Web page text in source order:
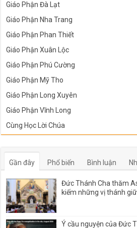
Giáo Phận Đà Lạt
Giáo Phận Nha Trang
Giáo Phận Phan Thiết
Giáo Phận Xuân Lộc
Giáo Phận Phú Cường
Giáo Phận Mỹ Tho
Giáo Phận Long Xuyên
Giáo Phận Vĩnh Long
Cùng Học Lời Chúa
Gần đây Phổ biến Bình luận
Đức Thánh Cha thăm
kiếm những vị thánh
Ý cầu nguyện của Đức